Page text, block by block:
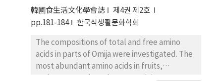
of malic acid being 25 to 30% was followed.
The contents of nonvolatile organic acids of
water extract were 74.5, 55.9, and 69.2% as
high as those of original sample in fruits,
endocarps, and seeds, respectively. The
content of oxalic acid in seeds was lower than
that of it in original sample.
韓國食生活文化學會誌
제4권 제2호
pp.181-184
한국식생활문화학회
The compositions of total and free amino
acids in parts of Omija were investigated. The
most abundant amino acids in fruits,